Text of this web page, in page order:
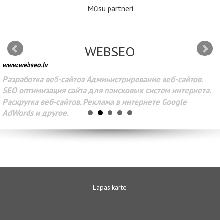
Mūsu partneri
WEBSEO
www.webseo.lv
Разработка веб-сайтов Администрирование веб-сайтов.
SEO оптимизация сайта для поисковых систем интернета.
Раскрутка веб-сайтов. Реклама в интернете Google
AdWords и другое.
Lapas karte